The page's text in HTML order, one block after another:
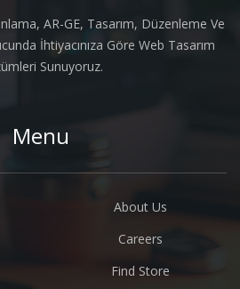
AR-GE, Tasarım, Düzenleme Ve
İhtiyacınıza Göre Web Tasarım
Sunuyoruz.
Menu
About Us
Careers
Find Store